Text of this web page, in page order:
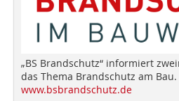
„BS Brandschutz“ informiert
das Thema Brandschutz am Bau.
www.bsbrandschutz.de